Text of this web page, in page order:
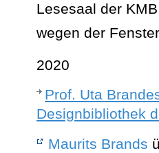
Lesesaal der
wegen der
2020
Prof. Uta
Designbibliothek
Maurits Brands